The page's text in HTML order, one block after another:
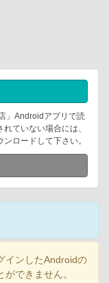
」Androidアプリで読
ていない場合には、
ロードして下さい。
インしたAndroidの
できません。